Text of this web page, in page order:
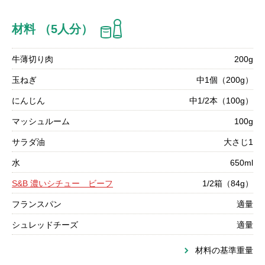
材料 （5人分）
牛薄切り肉 200g
玉ねぎ 中1個（200g）
にんじん 中1/2本（100g）
マッシュルーム 100g
サラダ油 大さじ1
水 650ml
S&B 濃いシチュー ビーフ 1/2箱（84g）
フランスパン 適量
シュレッドチーズ 適量
材料の基準重量